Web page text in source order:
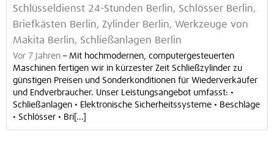
Schlüsseldienst 24-Stunden Berlin, Schlösser Berlin,
Briefkästen Berlin, Zylinder Berlin, Werkzeuge von
Makita Berlin, Schließanlagen Berlin
Vor 7 Jahren – Mit hochmodernen, computergesteuerten
Maschinen fertigen wir in kürzester Zeit Schließzylinder zu
günstigen Preisen und Sonderkonditionen für Wiederverkäufer
und Endverbraucher. Unser Leistungsangebot umfasst: •
Schließanlagen • Elektronische Sicherheitssysteme • Beschläge
• Schlösser • Bri[...]